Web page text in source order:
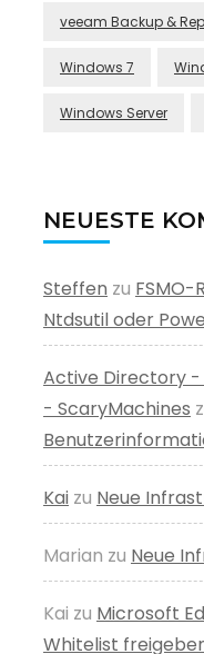
veeam Backup &
Windows 7
Windows Server
NEUESTE
Steffen zu
Ntdsutil oder
Active Directory -
- ScaryMachines
Kai zu Neue
Marian zu Neue
Kai zu Microsoft
Whitelist